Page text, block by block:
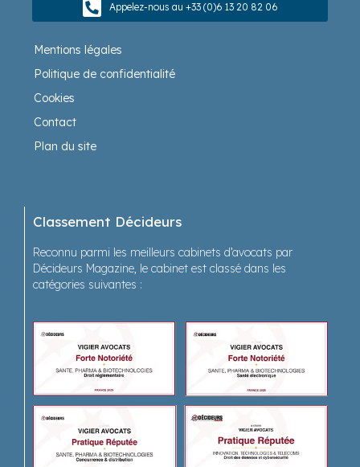
Appelez-nous au +33 (0)6 13 20 82 06
Mentions légales
Politique de confidentialité
Cookies
Contact
Plan du site
Classement Décideurs
Reconnu parmi les meilleurs cabinets d’avocats par
Décideurs Magazine, le cabinet est classé dans les
catégories suivantes :